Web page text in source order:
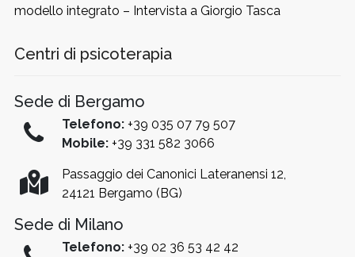
modello integrato – Intervista a Giorgio Tasca
Centri di psicoterapia
Sede di Bergamo
Telefono: +39 035 07 79 507
Mobile: +39 331 582 3066
Passaggio dei Canonici Lateranensi 12,
24121 Bergamo (BG)
Sede di Milano
Telefono: +39 02 36 53 42 42